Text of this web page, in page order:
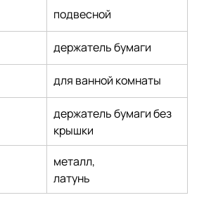
подвесной
держатель бумаги
для ванной комнаты
держатель бумаги без
крышки
металл,
латунь